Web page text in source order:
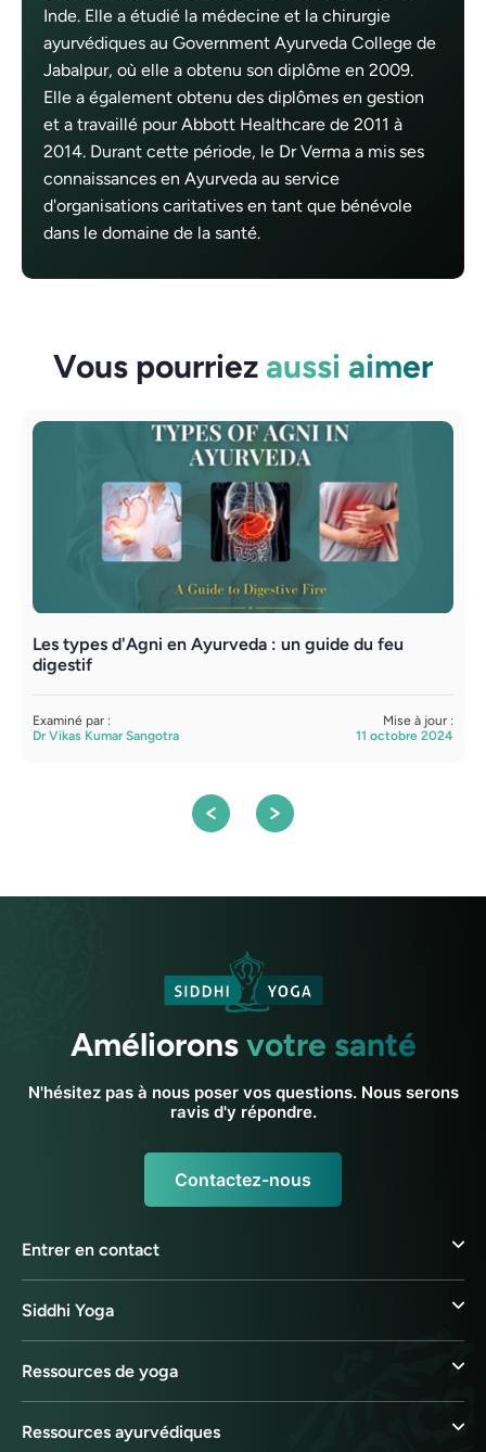
Inde. Elle a étudié la médecine et la chirurgie
ayurvédiques au Government Ayurveda College de
Jabalpur, où elle a obtenu son diplôme en 2009.
Elle a également obtenu des diplômes en gestion
et a travaillé pour Abbott Healthcare de 2011 à
2014. Durant cette période, le Dr Verma a mis ses
connaissances en Ayurveda au service
d'organisations caritatives en tant que bénévole
dans le domaine de la santé.
Vous pourriez aussi aimer
Les types d'Agni en Ayurveda : un guide du feu
digestif
Examiné par :
Dr Vikas Kumar Sangotra
Mise à jour :
11 octobre 2024
Amélioronsvotre santé
N'hésitez pas à nous poser vos questions. Nous serons
ravis d'y répondre.
Contactez-nous
Entrer en contact
Siddhi Yoga
Ressources de yoga
Ressources ayurvédiques